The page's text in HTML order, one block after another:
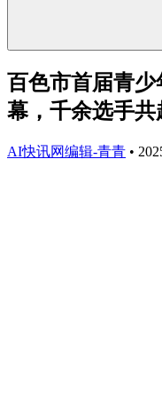
百色市首届青
幕，千余选手
AI快讯网编辑-青青 •